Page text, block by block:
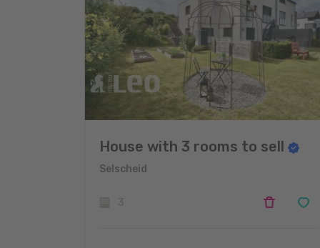
House with 3 rooms to sell
Selscheid